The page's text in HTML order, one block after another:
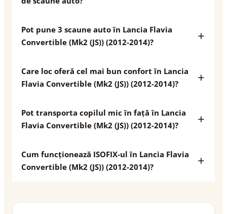
Pot pune 3 scaune auto în Lancia Flavia
Convertible (Mk2 (JS)) (2012-2014)?
Care loc oferă cel mai bun confort în Lancia
Flavia Convertible (Mk2 (JS)) (2012-2014)?
Pot transporta copilul mic în față în Lancia
Flavia Convertible (Mk2 (JS)) (2012-2014)?
Cum funcționează ISOFIX-ul în Lancia Flavia
Convertible (Mk2 (JS)) (2012-2014)?